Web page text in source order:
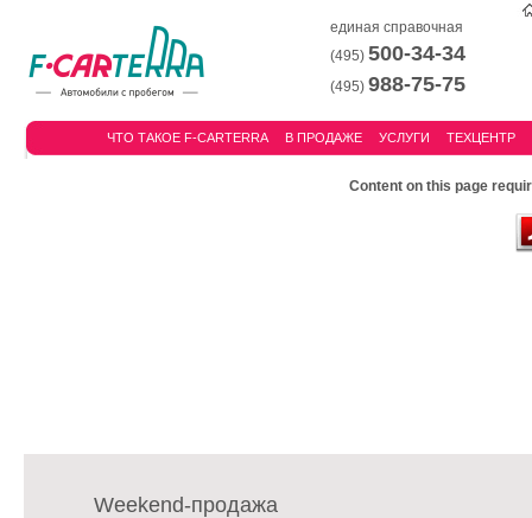
единая справочная
(495) 500-34-34
(495) 988-75-75
ЧТО ТАКОЕ F-CARTERRA В ПРОДАЖЕ УСЛУГИ ТЕХЦЕНТР
Content on this page
Weekend-продажа